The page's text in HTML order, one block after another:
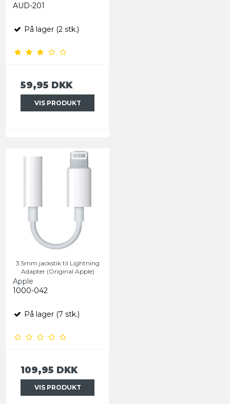
AUD-201
På lager (2 stk.)
59,95 DKK
VIS PRODUKT
3.5mm jackstik til Lightning
Adapter (Original Apple)
Apple
1000-042
På lager (7 stk.)
109,95 DKK
VIS PRODUKT